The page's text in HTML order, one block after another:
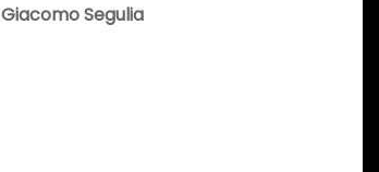
Giacomo Segulia